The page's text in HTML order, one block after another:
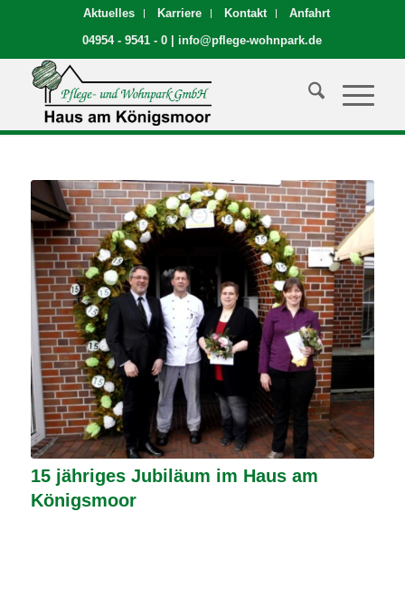
Aktuelles Karriere Kontakt
Anfahrt
04954 - 9541 - 0
info@pflege-wohnpark.de
15 jähriges Jubiläum im Haus am
Königsmoor